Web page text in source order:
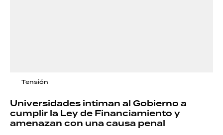
Tensión
Universidades intiman al Gobierno a
cumplir la Ley de Financiamiento y
amenazan con una causa penal